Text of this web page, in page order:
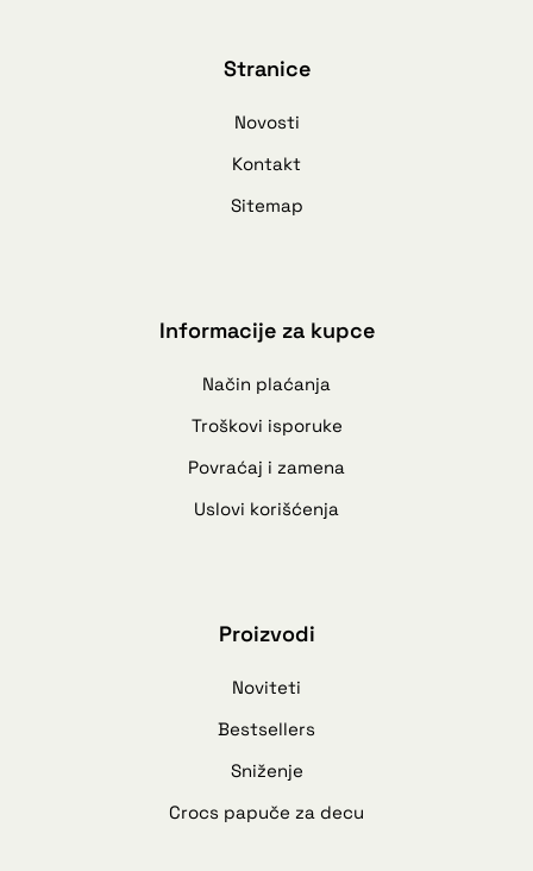
Stranice
Novosti
Kontakt
Sitemap
Informacije za kupce
Način plaćanja
Troškovi isporuke
Povraćaj i zamena
Uslovi korišćenja
Proizvodi
Noviteti
Bestsellers
Sniženje
Crocs papuče za decu